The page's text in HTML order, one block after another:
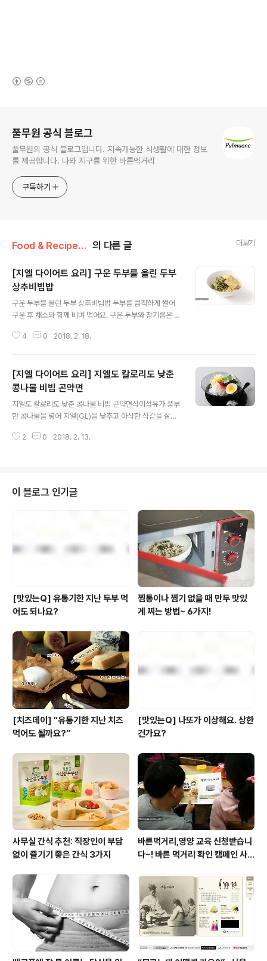
풀무원 공식 블로그
풀무원의 공식 블로그입니다. 지속가능한 식생활에 대한 정보
를 제공합니다. 나와 지구를 위한 바른먹거리
구독하기
Food & Recipe/건강 레시피 의 다른 글 더보기
[지엘 다이어트 요리] 구운 두부를 올린 두부
상추비빔밥
구운 두부를 올린 두부 상추비빔밥 두부를 큼직하게 썰어
구운 후 채소와 함께 비벼 먹어요. 구운 두부와 참기름은 혈
좋아요. [eGL 6이하 / 탄수화물 함량 35g / 열량 377kc
양념 재료{고춧가루 ⅓작은술, 다진 마늘 ⅓작은술, 양조간
장 1작은술, 된장 ½작은술, 올리고당 1작은술, 참기름 1작
은술, 통깨 약간} 만들어보세요(25~30분 소요) 1. 양파는
가늘게 채 썰고 두부는 2등분한다. 2. 상추는 길이대로 2
등분한 후 0.5cm 폭으로 썬다. 3. 양파는 찬물에 5분간 담
가 매운맛을 제거하고 체에 ..
4 0 2018. 2. 18.
[지엘 다이어트 요리] 지엘도 칼로리도 낮춘
콩나물 비빔 곤약면
지엘도 칼로리도 낮춘 콩나물 비빔 곤약면식이섬유가 풍부
한 콩나물을 넣어 지엘(GL)을 낮추고 아삭한 식감을 살렸
을 더해주지요. [eGL 3이하 / 탄수화물 함량 14g / 열량 1
매실청(또는 올리고당) ½큰술, 고추장 ½큰술, 고춧가루
½작은술, 다진 마늘 ⅓작은술, 양조간장 ½작은술, 참기름
½작은술} 만들어보세요(25~30분 소요) 1. 냄비에 달걀,
잠길 만큼의 물, 소금을 넣어 센 불에서 끓인다. 2. 끓어오
2 0 2018. 2. 13.
이 블로그 인기글
[맛있는Q] 유통기한 지난 두부 먹
어도 되나요?
찜통이나 찜기 없을 때 만두 맛있
게 찌는 방법~ 6가지!
[치즈데이] “유통기한 지난 치즈
먹어도 될까요?”
[맛있는Q] 나또가 이상해요. 상한
건가요?
사무실 간식 추천: 직장인이 부담
없이 즐기기 좋은 간식 3가지
바른먹거리,영양 교육 신청받습니
다~! 바른 먹거리 확인 캠페인 사